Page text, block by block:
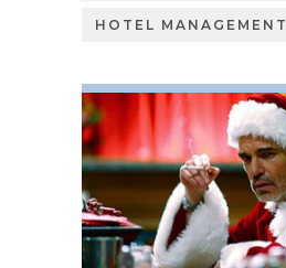
HOTEL MANAGEMENT